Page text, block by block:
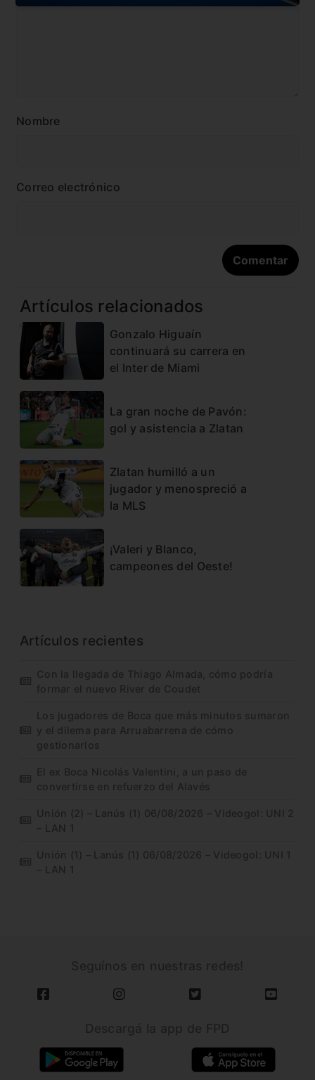
Nombre
Correo electrónico
Artículos relacionados
Gonzalo Higuaín
continuará su carrera en
el Inter de Miami
La gran noche de Pavón:
gol y asistencia a Zlatan
Zlatan humilló a un
jugador y menospreció a
la MLS
¡Valeri y Blanco,
campeones del Oeste!
Artículos recientes
Con la llegada de Thiago Almada, cómo podría
formar el nuevo River de Coudet
Los jugadores de Boca que más minutos sumaron
y el dilema para Arruabarrena de cómo
gestionarlos
El ex Boca Nicolás Valentini, a un paso de
convertirse en refuerzo del Alavés
Unión (2) – Lanús (1) 06/08/2026 – Videogol: UNI 2
– LAN 1
Unión (1) – Lanús (1) 06/08/2026 – Videogol: UNI 1
– LAN 1